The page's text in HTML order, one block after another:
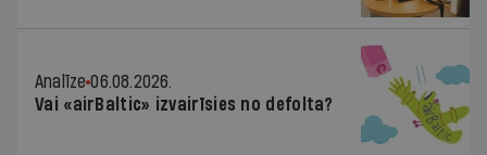
Analīze 06.08.2026.
Vai «airBaltic» izvairīsies no defolta?